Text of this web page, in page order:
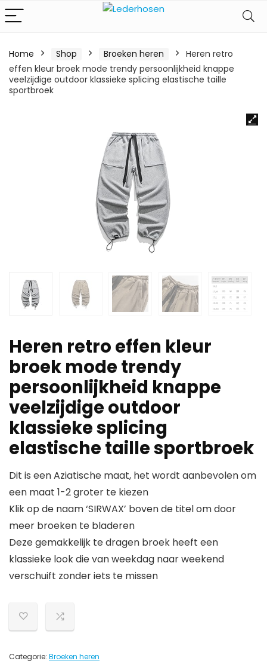
Home Shop Broeken heren
Heren retro
effen kleur broek mode trendy persoonlijkheid knappe
veelzijdige outdoor klassieke splicing elastische taille
sportbroek
Heren retro effen kleur
broek mode trendy
persoonlijkheid knappe
veelzijdige outdoor
klassieke splicing
elastische taille sportbroek
Dit is een Aziatische maat, het wordt aanbevolen om
een maat 1-2 groter te kiezen
Klik op de naam ‘SIRWAX’ boven de titel om door
meer broeken te bladeren
Deze gemakkelijk te dragen broek heeft een
klassieke look die van weekdag naar weekend
verschuift zonder iets te missen
Categorie: Broeken heren